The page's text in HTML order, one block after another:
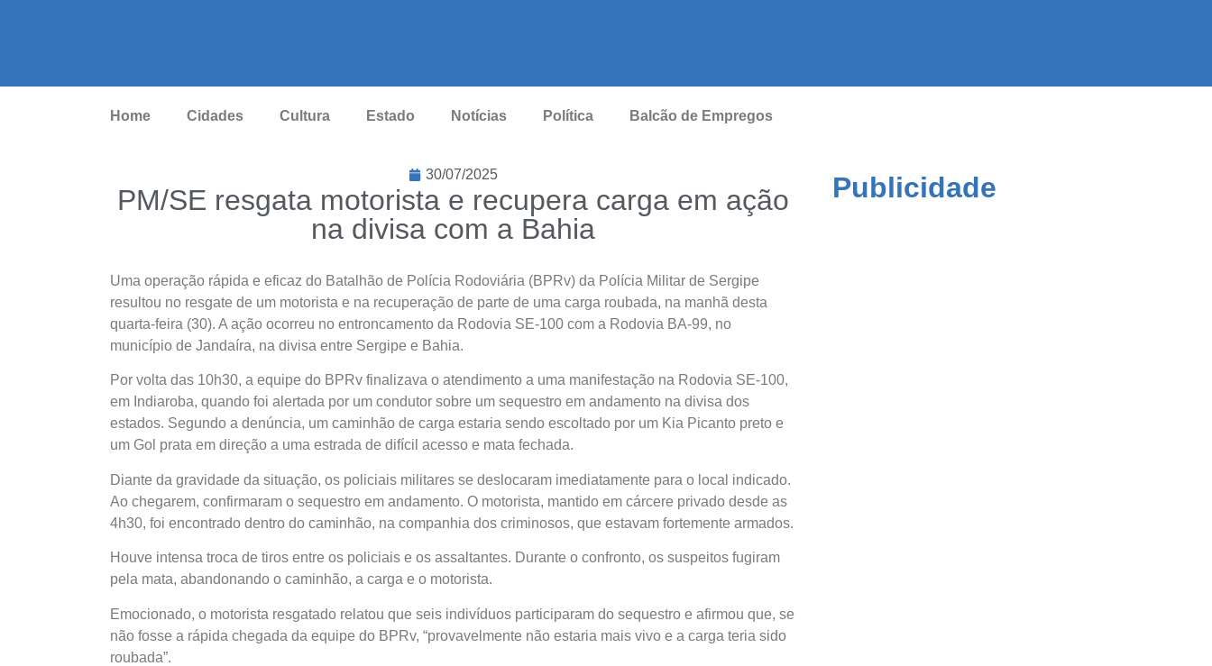
Home Cidades Cultura Estado Notícias Política Balcão de Empregos
30/07/2025
PM/SE resgata motorista e recupera carga em ação
na divisa com a Bahia
Uma operação rápida e eficaz do Batalhão de Polícia Rodoviária (BPRv) da Polícia Militar de Sergipe
resultou no resgate de um motorista e na recuperação de parte de uma carga roubada, na manhã desta
quarta-feira (30). A ação ocorreu no entroncamento da Rodovia SE-100 com a Rodovia BA-99, no
município de Jandaíra, na divisa entre Sergipe e Bahia.
Por volta das 10h30, a equipe do BPRv finalizava o atendimento a uma manifestação na Rodovia SE-100,
em Indiaroba, quando foi alertada por um condutor sobre um sequestro em andamento na divisa dos
estados. Segundo a denúncia, um caminhão de carga estaria sendo escoltado por um Kia Picanto preto e
um Gol prata em direção a uma estrada de difícil acesso e mata fechada.
Diante da gravidade da situação, os policiais militares se deslocaram imediatamente para o local indicado.
Ao chegarem, confirmaram o sequestro em andamento. O motorista, mantido em cárcere privado desde as
4h30, foi encontrado dentro do caminhão, na companhia dos criminosos, que estavam fortemente armados.
Houve intensa troca de tiros entre os policiais e os assaltantes. Durante o confronto, os suspeitos fugiram
pela mata, abandonando o caminhão, a carga e o motorista.
Emocionado, o motorista resgatado relatou que seis indivíduos participaram do sequestro e afirmou que, se
não fosse a rápida chegada da equipe do BPRv, “provavelmente não estaria mais vivo e a carga teria sido
roubada”.
Publicidade